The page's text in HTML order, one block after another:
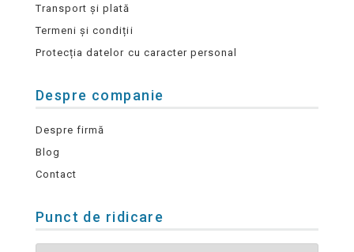
Transport și plată
Termeni și condiții
Protecția datelor cu caracter personal
Despre companie
Despre firmă
Blog
Contact
Punct de ridicare